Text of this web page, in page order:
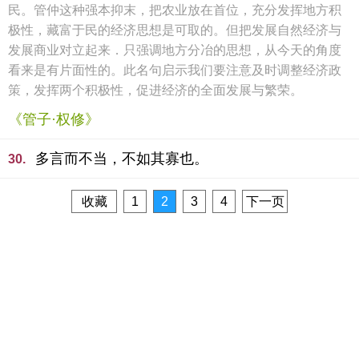
民。管仲这种强本抑末，把农业放在首位，充分发挥地方积
极性，藏富于民的经济思想是可取的。但把发展自然经济与
发展商业对立起来．只强调地方分冶的思想，从今天的角度
看来是有片面性的。此名句启示我们要注意及时调整经济政
策，发挥两个积极性，促进经济的全面发展与繁荣。
《管子·权修》
30. 多言而不当，不如其寡也。
收藏 1 2 3 4 下一页